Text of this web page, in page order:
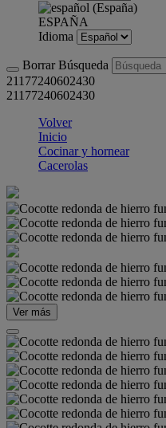
ESPAÑA
Idioma
Borrar Búsqueda
21177240602430
21177240602430
Volver
Inicio
Cocinar y hornear
Cacerolas
Ver más